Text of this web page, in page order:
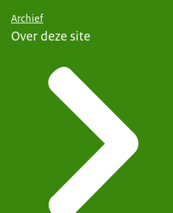
Archief
Over deze site